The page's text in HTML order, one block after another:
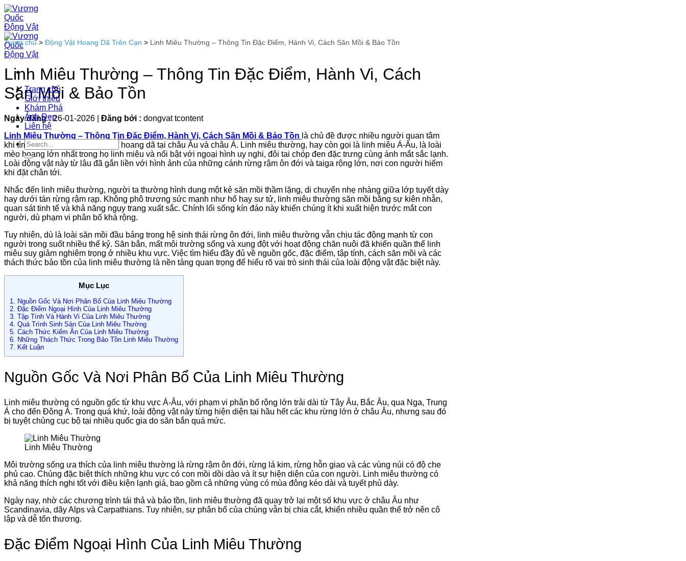
Bỏ
qua
nội
dung
Trang chủ
Giới thiệu
Khám Phá
Ảnh Đẹp
Liên hệ
Trang chủ> Động Vật Hoang Dã Trên Cạn > Linh Miêu Thường – Thông Tin Đặc Điểm, Hành Vi, Cách Săn Mồi & Bảo Tồn
Linh Miêu Thường – Thông Tin Đặc Điểm, Hành Vi, Cách
Săn Mồi & Bảo Tồn
Ngày đăng :26-01-2026 Đăng bởi : dongvat tcontent
Linh Miêu Thường – Thông Tin Đặc Điểm, Hành Vi, Cách Săn Mồi & Bảo Tồn là chủ đề được nhiều người quan tâm
khi tìm hiểu về thế giới
hoang dã tại châu Âu và châu Á. Linh miêu thường, hay còn gọi là linh miêu Á-Âu, là loài
mèo hoang lớn nhất trong họ linh miêu và nổi bật với ngoại hình uy nghi, đôi tai chóp đen đặc trưng cùng ánh mắt sắc lạnh.
Loài động vật này từ lâu đã gắn liền với hình ảnh của những cánh rừng rậm ôn đới và taiga rộng lớn, nơi con người hiếm
khi đặt chân tới.
Nhắc đến linh miêu thường, người ta thường hình dung một kẻ săn mồi thầm lặng, di chuyển nhẹ nhàng giữa lớp tuyết dày
hay dưới tán rừng rậm rạp. Không phô trương sức mạnh như hổ hay sư tử, linh miêu thường săn mồi bằng sự kiên nhẫn,
quan sát tinh tế và khả năng ngụy trang xuất sắc. Chính lối sống kín đáo này khiến chúng ít khi xuất hiện trước mắt con
người, dù phạm vi phân bố khá rộng.
Tuy nhiên, dù là loài săn mồi đầu bảng trong hệ sinh thái rừng ôn đới, linh miêu thường vẫn chịu tác động mạnh từ con
người trong suốt nhiều thế kỷ. Săn bắn, mất môi trường sống và xung đột với hoạt động chăn nuôi đã khiến quần thể linh
miêu suy giảm nghiêm trọng ở nhiều khu vực. Việc tìm hiểu đầy đủ về nguồn gốc, đặc điểm, tập tính, cách săn mồi và các
thách thức bảo tồn của linh miêu thường là nền tảng quan trọng để hiểu rõ vai trò sinh thái của loài động vật đặc biệt này.
Mục Lục
1. Nguồn Gốc Và Nơi Phân Bổ Của Linh Miêu Thường
2. Đặc Điểm Ngoại Hình Của Linh Miêu Thường
3. Tập Tính Và Hành Vi Của Linh Miêu Thường
4. Quá Trình Sinh Sản Của Linh Miêu Thường
5. Cách Thức Kiếm Ăn Của Linh Miêu Thường
6. Những Thách Thức Trong Bảo Tồn Linh Miêu Thường
7. Kết Luận
Nguồn Gốc Và Nơi Phân Bổ Của Linh Miêu Thường
Linh miêu thường có nguồn gốc từ khu vực Á-Âu, với phạm vi phân bố rộng lớn trải dài từ Tây Âu, Bắc Âu, qua Nga, Trung
Á cho đến Đông Á. Trong quá khứ, loài động vật này từng hiện diện tại hầu hết các khu rừng lớn ở châu Âu, nhưng sau đó
bị tuyệt chủng cục bộ tại nhiều quốc gia do săn bắn quá mức.
Linh Miêu Thường
Môi trường sống ưa thích của linh miêu thường là rừng rậm ôn đới, rừng lá kim, rừng hỗn giao và các vùng núi có độ che
phủ cao. Chúng đặc biệt thích những khu vực có con mồi dồi dào và ít sự hiện diện của con người. Linh miêu thường có
khả năng thích nghi tốt với điều kiện lạnh giá, bao gồm cả những vùng có mùa đông kéo dài và tuyết phủ dày.
Ngày nay, nhờ các chương trình tái thả và bảo tồn, linh miêu thường đã quay trở lại một số khu vực ở châu Âu như
Scandinavia, dãy Alps và Carpathians. Tuy nhiên, sự phân bố của chúng vẫn bị chia cắt, khiến nhiều quần thể trở nên cô
lập và dễ tổn thương.
Đặc Điểm Ngoại Hình Của Linh Miêu Thường